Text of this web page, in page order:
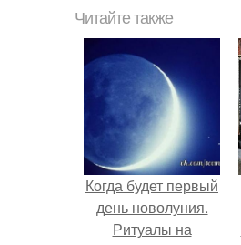
Читайте также
Когда будет первый
день новолуния.
Ритуалы на